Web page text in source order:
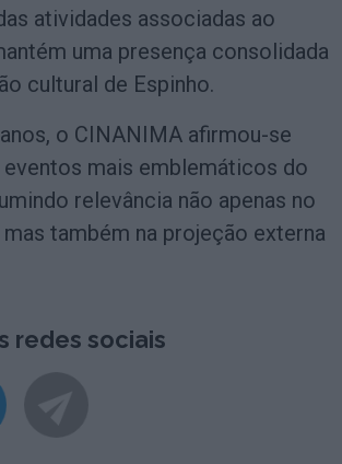
atividades associadas ao
uma presença consolidada
cultural de Espinho.
o CINANIMA afirmou-se
mais emblemáticos do
relevância não apenas no
também na projeção externa
redes sociais